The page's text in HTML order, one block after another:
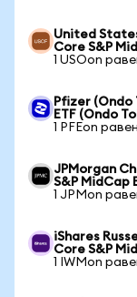
United
Core S&P
1 USOon
Pfizer (Ondo
ETF (Ondo
1 PFEon
JPMorgan
S&P MidCap
1 JPMon
iShares
Core S&P
1 IWMon